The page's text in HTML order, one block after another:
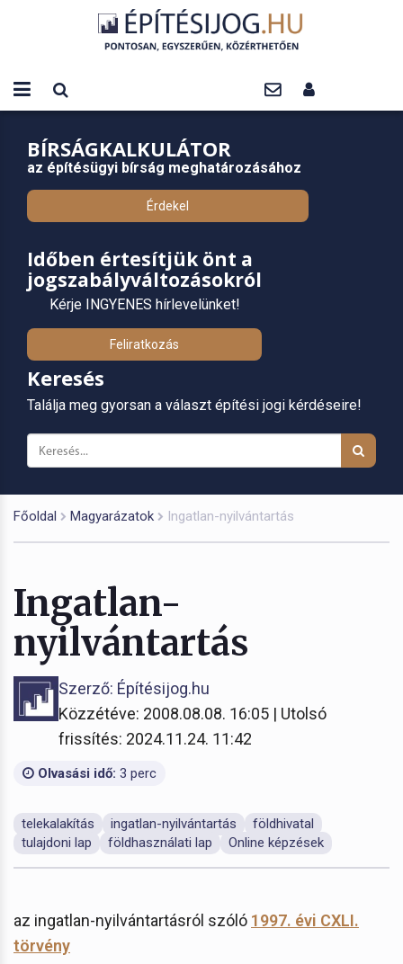
BÍRSÁGKALKULÁTOR
az építésügyi bírság meghatározásához
Érdekel
Időben értesítjük önt a
jogszabályváltozásokról
Kérje INGYENES hírlevelünket!
Feliratkozás
Keresés
Találja meg gyorsan a választ építési jogi kérdéseire!
Főoldal Magyarázatok Ingatlan-nyilvántartás
Ingatlan-
nyilvántartás
Szerző: Építésijog.hu
Közzétéve: 2008.08.08. 16:05 | Utolsó
frissítés: 2024.11.24. 11:42
Olvasási idő: 3 perc
telekalakítás ingatlan-nyilvántartás
földhivatal
tulajdoni lap
földhasználati lap Online képzések
az ingatlan-nyilvántartásról szóló 1997. évi CXLI.
törvény